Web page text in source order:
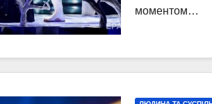
моментом…